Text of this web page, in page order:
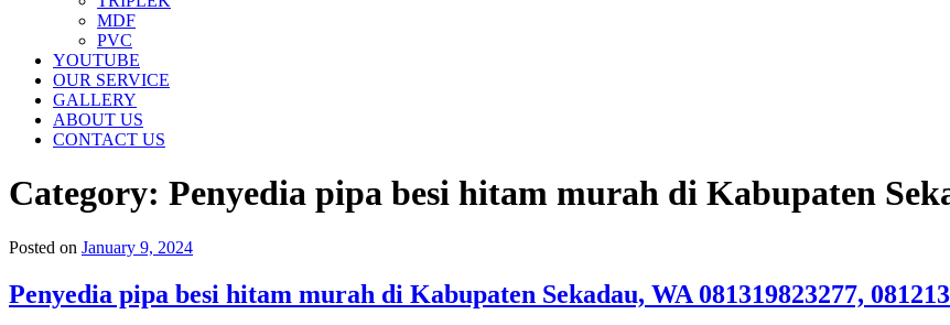
MDF
PVC
YOUTUBE
OUR SERVICE
GALLERY
ABOUT US
CONTACT US
Category: Penyedia pipa besi hitam murah di Kabupaten
Posted on January 9, 2024
Penyedia pipa besi hitam murah di Kabupaten Sekadau, WA 081319823277,